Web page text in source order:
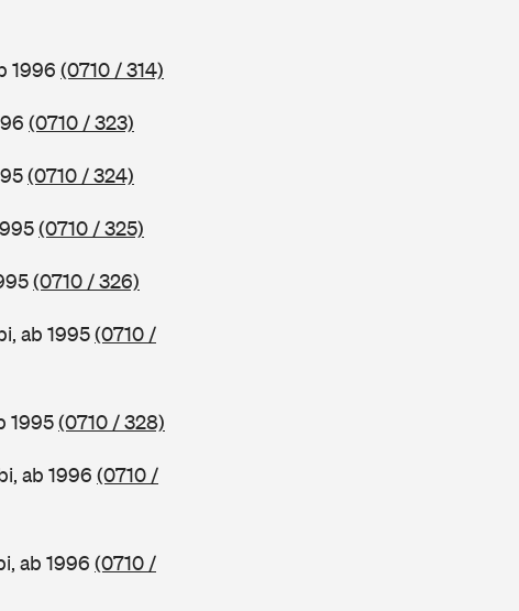
1996 (0710 / 314)
(0710 / 323)
(0710 / 324)
(0710 / 325)
(0710 / 326)
ab 1995(0710 /
1995(0710 / 328)
ab 1996 (0710 /
ab 1996 (0710 /